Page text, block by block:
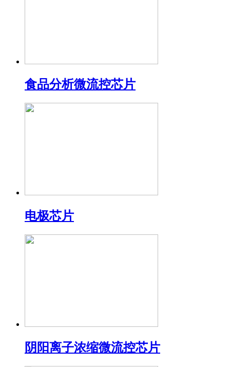
食品分析微流控芯片
电极芯片
阴阳离子浓缩微流控芯片